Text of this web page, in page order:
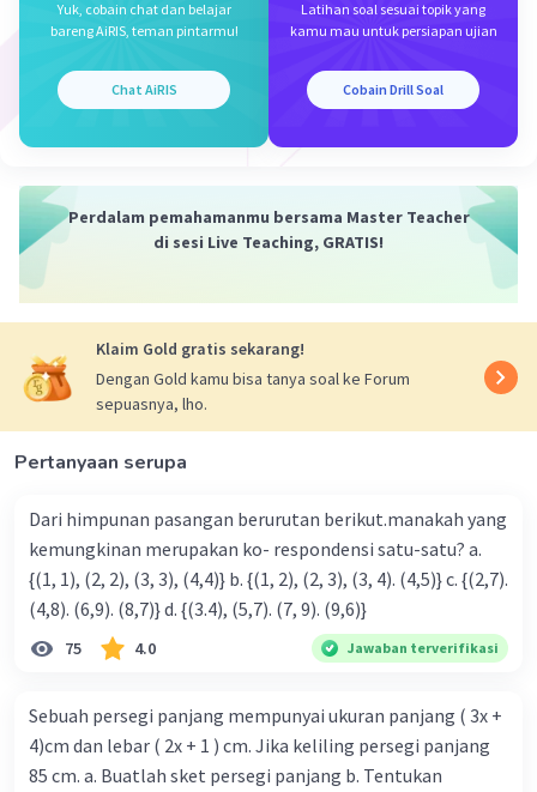
Yuk, cobain chat dan belajar
bareng AiRIS, teman pintarmu!
Chat AiRIS
Latihan soal sesuai topik yang
kamu mau untuk persiapan ujian
Cobain Drill Soal
Perdalam pemahamanmu bersama Master Teacher
di sesi Live Teaching, GRATIS!
Klaim Gold gratis sekarang!
Dengan Gold kamu bisa tanya soal ke Forum
sepuasnya, lho.
Pertanyaan serupa
Dari himpunan pasangan berurutan berikut.manakah yang
kemungkinan merupakan ko- respondensi satu-satu? a.
{(1, 1), (2, 2), (3, 3), (4,4)} b. {(1, 2), (2, 3), (3, 4). (4,5)} c. {(2,7).
(4,8). (6,9). (8,7)} d. {(3.4), (5,7). (7, 9). (9,6)}
75 4.0 Jawaban terverifikasi
Sebuah persegi panjang mempunyai ukuran panjang ( 3x +
4)cm dan lebar ( 2x + 1 ) cm. Jika keliling persegi panjang
85 cm. a. Buatlah sket persegi panjang b. Tentukan